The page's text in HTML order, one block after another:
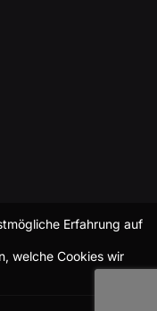
Erfahrung auf
welche Cookies wir